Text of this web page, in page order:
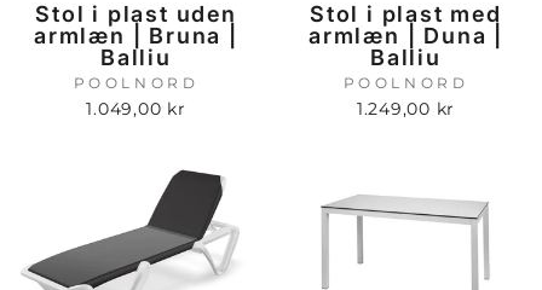
Stol i plast uden
armlæn | Bruna |
Balliu
POOLNORD
1.049,00 kr
Stol i plast med
armlæn | Duna |
Balliu
POOLNORD
1.249,00 kr